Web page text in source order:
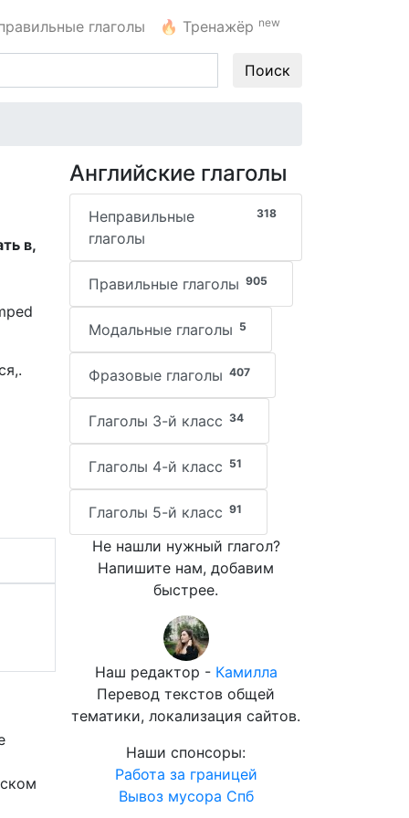
глаголы 🔥 Тренажёр new
Поиск
в,
Английские глаголы
318
Неправильные
глаголы
905
Правильные глаголы
5
Модальные глаголы
407
Фразовые глаголы
34
Глаголы 3-й класс
51
Глаголы 4-й класс
91
Глаголы 5-й класс
Не нашли нужный глагол?
Напишите нам, добавим
быстрее.
Наш редактор - Камилла
Перевод текстов общей
тематики, локализация сайтов.
Наши спонсоры:
Работа за границей
Вывоз мусора Спб